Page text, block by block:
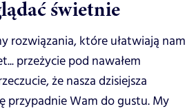
świetnie
rozwiązania, które ułatwiają nam
przeżycie pod nawałem
że nasza dzisiejsza
przypadnie Wam do gustu. My